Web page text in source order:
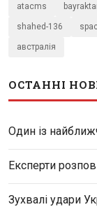
atacms
shahed-136
австралія
ОСТАННІ
Один із
Експерти
Зухвалі удари